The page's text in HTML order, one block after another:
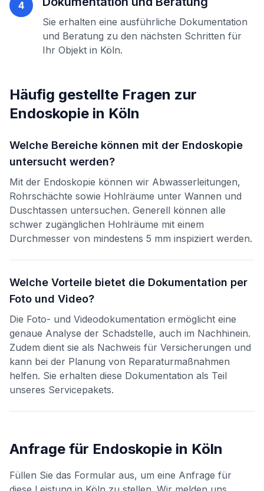
4
Sie erhalten eine ausführliche Dokumentation
und Beratung zu den nächsten Schritten für
Ihr Objekt in Köln.
Häufig gestellte Fragen zur
Endoskopie in Köln
Welche Bereiche können mit der Endoskopie
untersucht werden?
Mit der Endoskopie können wir Abwasserleitungen,
Rohrschächte sowie Hohlräume unter Wannen und
Duschtassen untersuchen. Generell können alle
schwer zugänglichen Hohlräume mit einem
Durchmesser von mindestens 5 mm inspiziert werden.
Welche Vorteile bietet die Dokumentation per
Foto und Video?
Die Foto- und Videodokumentation ermöglicht eine
genaue Analyse der Schadstelle, auch im Nachhinein.
Zudem dient sie als Nachweis für Versicherungen und
kann bei der Planung von Reparaturmaßnahmen
helfen. Sie erhalten diese Dokumentation als Teil
unseres Servicepakets.
Anfrage für Endoskopie in Köln
Füllen Sie das Formular aus, um eine Anfrage für